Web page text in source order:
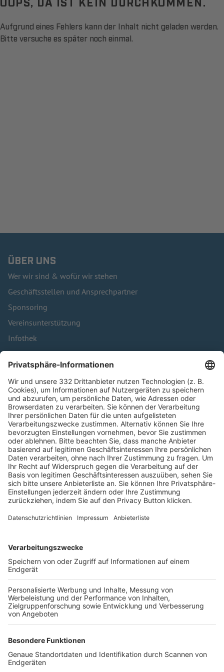
Aufgrund eines Fehlers kann der Inhalt nicht geladen werden.
Bitte versuche es später noch einmal.
ÜBER UNS
Wer wir sind & wofür wir stehen
Geschäftsstellen und Ansprechpartner
Sponsoring
Vereinsunterstützung
Infothek
Kontakt
HÄUFIG BESUCHTE SEITEN
Pässe und Vereinswechsel
Trainerausbildung
Schulungsangebot Vereinsmitarbeiter
BFV-Geschäftsstellen
Trainerbörse
Login SpielPlus
FOLGE DEM BFV
TOP-VEREINE
TOP-PARTNER